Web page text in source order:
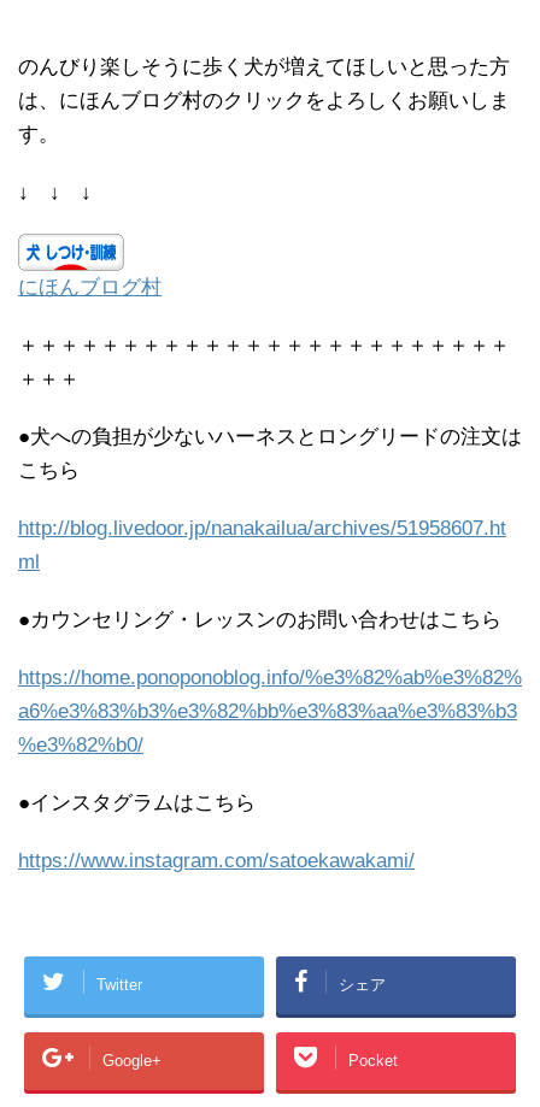
のんびり楽しそうに歩く犬が増えてほしいと思った方
は、にほんブログ村のクリックをよろしくお願いしま
す。
↓ ↓ ↓
にほんブログ村
＋＋＋＋＋＋＋＋＋＋＋＋＋＋＋＋＋＋＋＋＋＋＋＋
＋＋＋
●犬への負担が少ないハーネスとロングリードの注文は
こちら
http://blog.livedoor.jp/nanakailua/archives/51958607.ht
ml
●カウンセリング・レッスンのお問い合わせはこちら
https://home.ponoponoblog.info/%e3%82%ab%e3%82%
a6%e3%83%b3%e3%82%bb%e3%83%aa%e3%83%b3
%e3%82%b0/
●インスタグラムはこちら
https://www.instagram.com/satoekawakami/
Twitter シェア
Google+ Pocket